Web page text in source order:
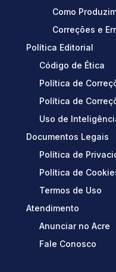
Como
Correções e
Política Editorial
Código de Ética
Política de
Política de
Uso de
Documentos Legais
Política de
Política de
Termos de Uso
Atendimento
Anunciar no Acre
Fale Conosco